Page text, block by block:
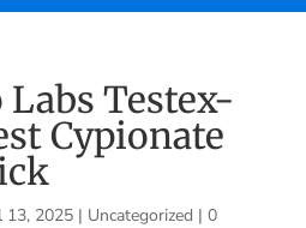
Testex-
Cypionate
13, 2025| Uncategorized | 0